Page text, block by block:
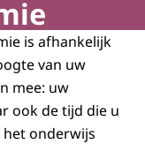
is afhankelijk
van uw
mee: uw
ook de tijd die u
onderwijs